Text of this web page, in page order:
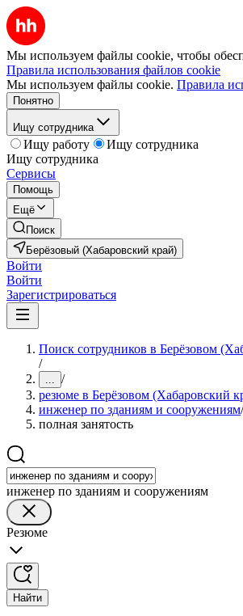
Мы используем файлы cookie, чтобы
Правила использования файлов cookie
Мы используем файлы cookie. Правила
Понятно
Ищу сотрудника
Ищу работу
Ищу сотрудника
Ищу сотрудника
Сервисы
Помощь
Ещё
Поиск
Берёзовый (Хабаровский край)
Войти
Войти
Зарегистрироваться
Поиск сотрудников в Берёзовом
/
... /
резюме в Берёзовом (Хабаровский
инженер по зданиям и сооружениям/
полная занятость
инженер по зданиям и сооружениям
Резюме
Найти